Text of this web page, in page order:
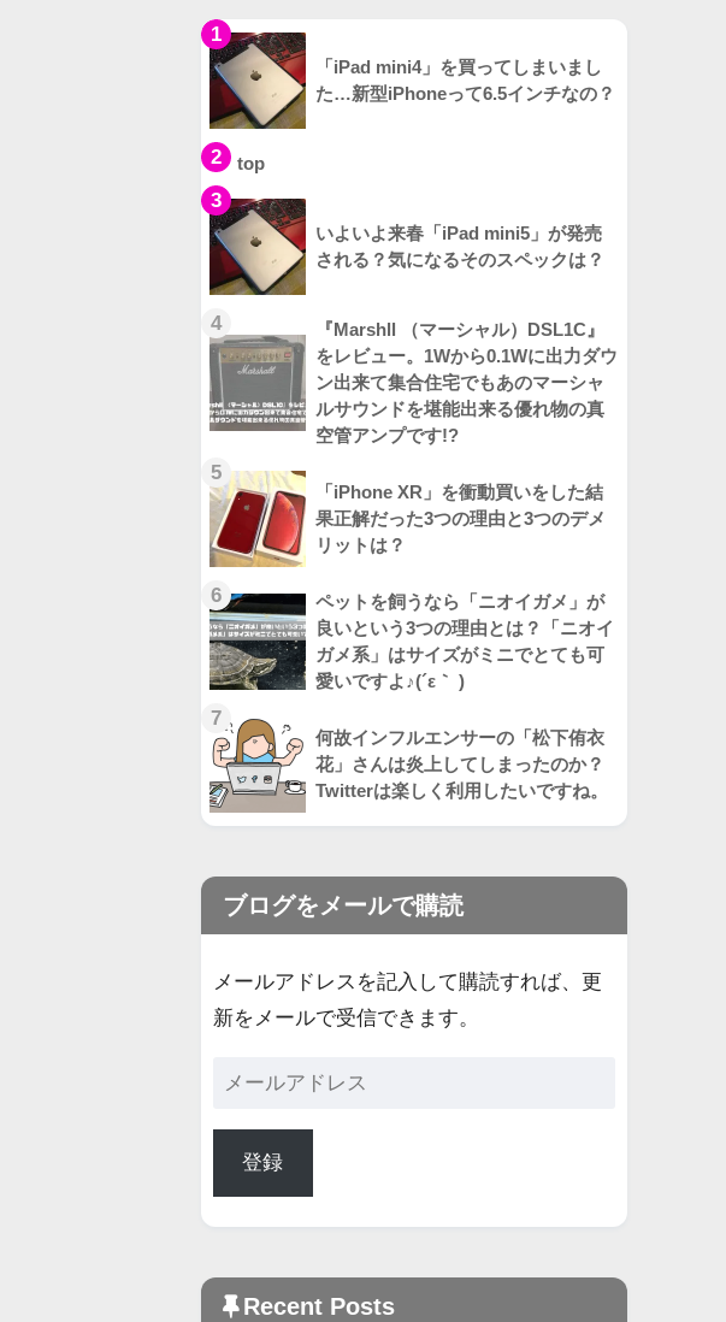
1
「iPad mini4」を買ってしまいまし
た…新型iPhoneって6.5インチなの？
2 top
3
いよいよ来春「iPad mini5」が発売
される？気になるそのスペックは？
4
『Marshll （マーシャル）DSL1C』
をレビュー。1Wから0.1Wに出力ダウ
ン出来て集合住宅でもあのマーシャ
ルサウンドを堪能出来る優れ物の真
空管アンプです!?
5
「iPhone XR」を衝動買いをした結
果正解だった3つの理由と3つのデメ
リットは？
6
ペットを飼うなら「ニオイガメ」が
良いという3つの理由とは？「ニオイ
ガメ系」はサイズがミニでとても可
愛いですよ♪(´ε｀ )
7
何故インフルエンサーの「松下侑衣
花」さんは炎上してしまったのか？
Twitterは楽しく利用したいですね。
ブログをメールで購読
メールアドレスを記入して購読すれば、更
新をメールで受信できます。
登録
Recent Posts